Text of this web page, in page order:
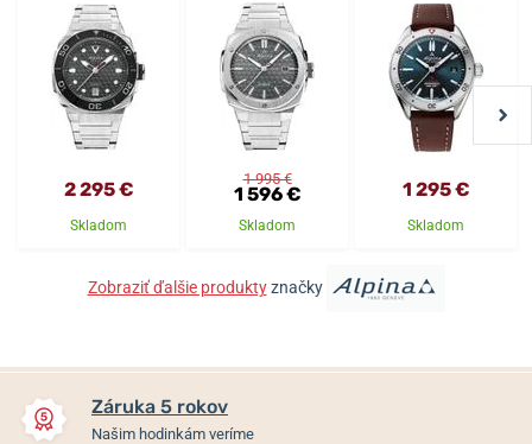
2 295 €
Skladom
1 995 €
1 596 €
Skladom
1 295 €
Skladom
Zobraziť ďalšie produktyznačky
Záruka 5 rokov
Našim hodinkám veríme